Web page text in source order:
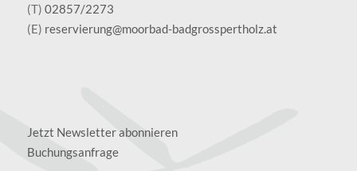
(T) 02857/2273
(E) reservierung@moorbad-badgrosspertholz.at
Jetzt Newsletter abonnieren
Buchungsanfrage